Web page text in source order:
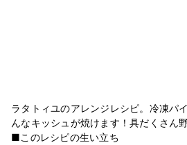
ラタトィユのアレンジレシピ。冷凍パ
んなキッシュが焼けます！具だくさん
■このレシピの生い立ち